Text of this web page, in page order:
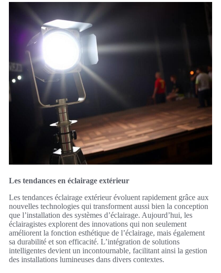
Les tendances en éclairage extérieur
Les tendances éclairage extérieur évoluent rapidement grâce aux
nouvelles technologies qui transforment aussi bien la conception
que l’installation des systèmes d’éclairage. Aujourd’hui, les
éclairagistes explorent des innovations qui non seulement
améliorent la fonction esthétique de l’éclairage, mais également
sa durabilité et son efficacité. L’intégration de solutions
intelligentes devient un incontournable, facilitant ainsi la gestion
des installations lumineuses dans divers contextes.